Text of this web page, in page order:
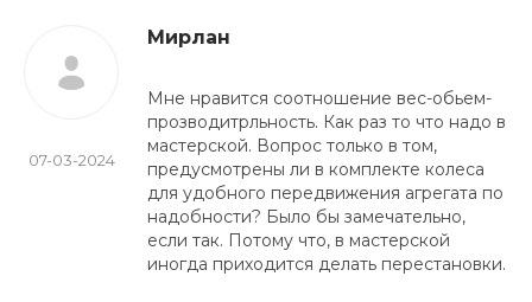
07-03-2024
Мирлан
Мне нравится соотношение вес-обьем-
прозводитрльность. Как раз то что надо в
мастерской. Вопрос только в том,
предусмотрены ли в комплекте колеса
для удобного передвижения агрегата по
надобности? Было бы замечательно,
если так. Потому что, в мастерской
иногда приходится делать перестановки.